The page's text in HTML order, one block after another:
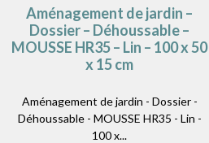
Aménagement de jardin –
Dossier – Déhoussable –
MOUSSE HR35 – Lin – 100 x 50
x 15 cm
Aménagement de jardin - Dossier -
Déhoussable - MOUSSE HR35 - Lin -
100 x...